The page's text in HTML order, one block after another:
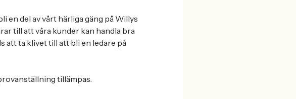
en del av vårt härliga gäng på Willys
till att våra kunder kan handla bra
att ta klivet till att bli en ledare på
tillämpas.